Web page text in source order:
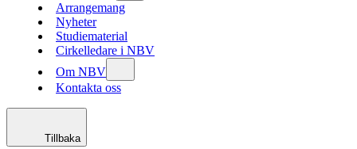
Arrangemang
Nyheter
Studiematerial
Cirkelledare i NBV
Om NBV
Kontakta oss
Tillbaka